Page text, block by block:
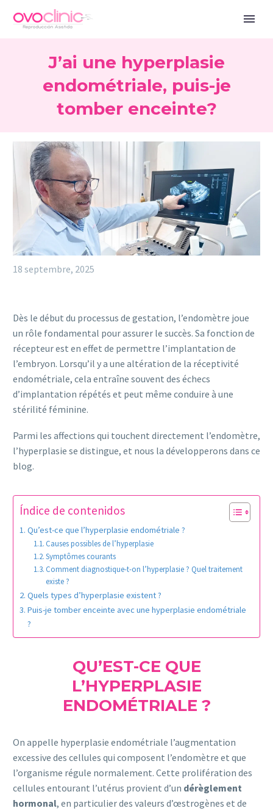
J’ai une hyperplasie
endométriale, puis-je
tomber enceinte?
18 septembre, 2025
Dès le début du processus de gestation, l’endomètre joue
un rôle fondamental pour assurer le succès. Sa fonction de
récepteur est en effet de permettre l’implantation de
l’embryon. Lorsqu’il y a une altération de la réceptivité
endométriale, cela entraîne souvent des échecs
d’implantation répétés et peut même conduire à une
stérilité féminine.
Parmi les affections qui touchent directement l’endomètre,
l’hyperplasie se distingue, et nous la développerons dans ce
blog.
Índice de contenidos
Qu’est-ce que l’hyperplasie endométriale ?
Causes possibles de l’hyperplasie
Symptômes courants
Comment diagnostique-t-on l’hyperplasie ? Quel traitement
existe ?
Quels types d’hyperplasie existent ?
Puis-je tomber enceinte avec une hyperplasie endométriale
?
QU’EST-CE QUE
L’HYPERPLASIE
ENDOMÉTRIALE ?
On appelle hyperplasie endométriale l’augmentation
excessive des cellules qui composent l’endomètre et que
l’organisme régule normalement. Cette prolifération des
cellules entourant l’utérus provient d’un dérèglement
hormonal, en particulier des valeurs d’œstrogènes et de